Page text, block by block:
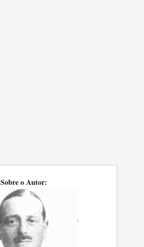
Sobre o Autor: